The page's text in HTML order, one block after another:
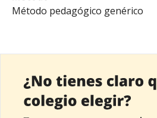
Método pedagógico genérico